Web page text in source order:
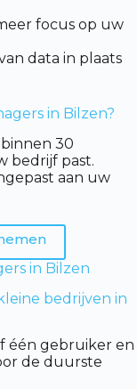
focus op uw
data in plaats
in Bilzen?
30
bedrijf past.
aan uw
in Bilzen
bedrijven in
één gebruiker en
de duurste